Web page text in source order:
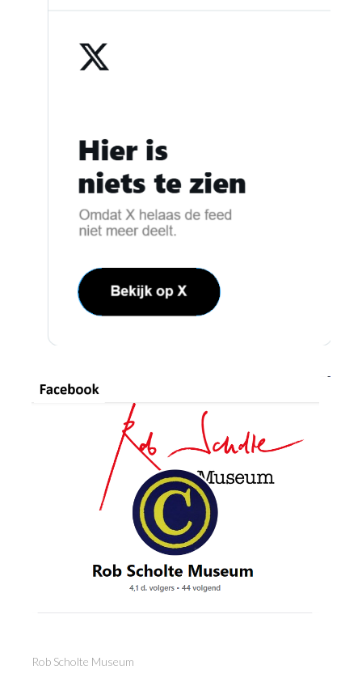
Rob Scholte Museum